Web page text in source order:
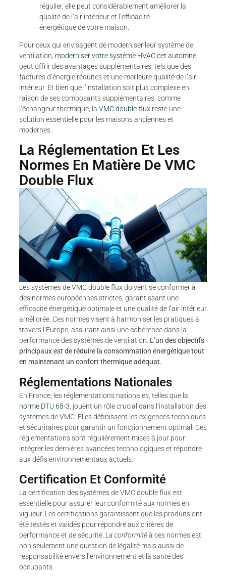
régulier, elle peut considérablement améliorer la
qualité de l’air intérieur et l’efficacité
énergétique de votre maison.
Pour ceux qui envisagent de moderniser leur système de
ventilation, moderniser votre système HVAC cet automne
peut offrir des avantages supplémentaires, tels que des
factures d’énergie réduites et une meilleure qualité de l’air
intérieur. Et bien que l’installation soit plus complexe en
raison de ses composants supplémentaires, comme
l’échangeur thermique, la VMC double-flux reste une
solution essentielle pour les maisons anciennes et
modernes.
La Réglementation Et Les
Normes En Matière De VMC
Double Flux
Les systèmes de VMC double flux doivent se conformer à
des normes européennes strictes, garantissant une
efficacité énergétique optimale et une qualité de l’air intérieur
améliorée. Ces normes visent à harmoniser les pratiques à
travers l’Europe, assurant ainsi une cohérence dans la
performance des systèmes de ventilation. L’un des objectifs
principaux est de réduire la consommation énergétique tout
en maintenant un confort thermique adéquat.
Réglementations Nationales
En France, les réglementations nationales, telles que la
norme DTU 68-3 , jouent un rôle crucial dans l’installation des
systèmes de VMC. Elles définissent les exigences techniques
et sécuritaires pour garantir un fonctionnement optimal. Ces
réglementations sont régulièrement mises à jour pour
intégrer les dernières avancées technologiques et répondre
aux défis environnementaux actuels.
Certification Et Conformité
La certification des systèmes de VMC double flux est
essentielle pour assurer leur conformité aux normes en
vigueur. Les certifications garantissent que les produits ont
été testés et validés pour répondre aux critères de
performance et de sécurité. La conformitéà ces normes est
non seulement une question de légalité mais aussi de
responsabilité envers l’environnement et la santé des
occupants.